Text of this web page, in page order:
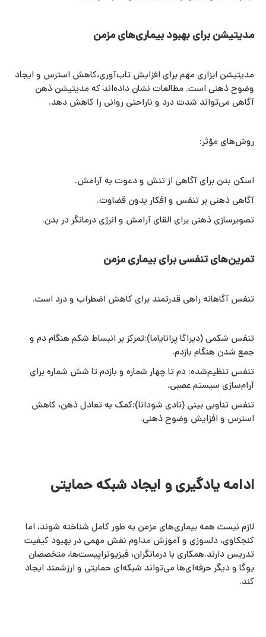
مدیتیشن برای بهبود بیماری‌های مزمن
مدیتیشن ابزاری مهم برای افزایش تاب‌آوری،کاهش استرس و ایجاد
وضوح ذهنی است. مطالعات نشان داده‌اند که مدیتیشن ذهن‌
آگاهی می‌تواند شدت درد و ناراحتی روانی را کاهش دهد.
روش‌های مؤثر:
اسکن بدن برای آگاهی از تنش و دعوت به آرامش.
آگاهی ذهنی بر تنفس و افکار بدون قضاوت.
تصویرسازی ذهنی برای القای آرامش و انرژی درمانگر در بدن.
تمرین‌های تنفسی برای بیماری مزمن
تنفس آگاهانه راهی قدرتمند برای کاهش اضطراب و درد است.
تنفس شکمی (دیراگا پرانایاما):تمرکز بر انبساط شکم هنگام دم و
جمع شدن هنگام بازدم.
تنفس تنظیم‌شده: دم تا چهار شماره و بازدم تا شش شماره برای
آرام‌سازی سیستم عصبی.
تنفس تناوبی بینی (نادی شودانا):کمک به تعادل ذهن، کاهش
استرس و افزایش وضوح ذهنی.
ادامه یادگیری و ایجاد شبکه حمایتی
لازم نیست همه بیماری‌های مزمن به‌ طور کامل شناخته شوند، اما
کنجکاوی، دلسوزی و آموزش مداوم نقش مهمی در بهبود کیفیت
تدریس دارند.همکاری با درمانگران، فیزیوتراپیست‌ها، متخصصان
یوگا و دیگر حرفه‌ای‌ها می‌تواند شبکه‌ای حمایتی و ارزشمند ایجاد
کند.